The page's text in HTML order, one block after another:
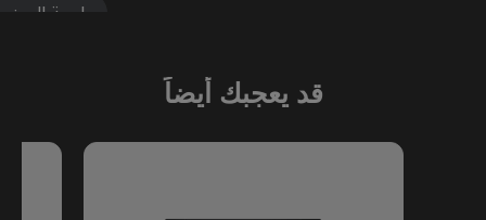
لوحة العرض
قد يعجبك أيضاً